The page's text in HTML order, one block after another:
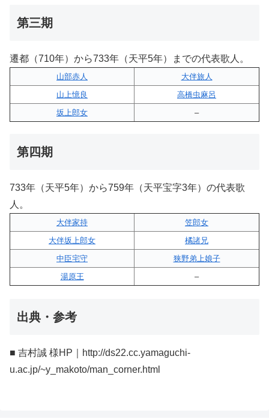
第三期
遷都（710年）から733年（天平5年）までの代表歌人。
山部赤人
大伴旅人
山上憶良
高橋虫麻呂
坂上郎女
–
第四期
733年（天平5年）から759年（天平宝字3年）の代表歌
人。
大伴家持
笠郎女
大伴坂上郎女
橘諸兄
中臣宅守
狭野弟上娘子
湯原王
–
出典・参考
■ 吉村誠 様HP｜http://ds22.cc.yamaguchi-
u.ac.jp/~y_makoto/man_corner.html